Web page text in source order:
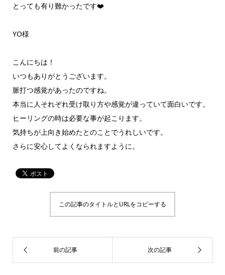
とっても有り難かったです❤️
YO様
こんにちは！
いつもありがとうございます。
脈打つ感覚があったのですね。
本当に人それぞれ受け取り方や感覚が違っていて面白いです。
ヒーリングの時は必要な事が起こります。
気持ちが上向き始めたとのことでうれしいです。
さらに安心してよくなられますように。
この記事のタイトルとURLをコピーする